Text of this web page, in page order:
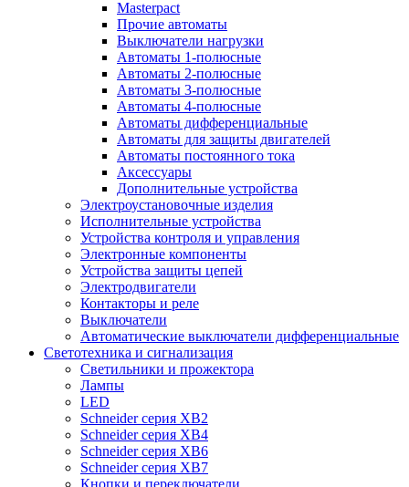
Masterpact
Прочие автоматы
Выключатели нагрузки
Автоматы 1-полюсные
Автоматы 2-полюсные
Автоматы 3-полюсные
Автоматы 4-полюсные
Автоматы дифференциальные
Автоматы для защиты двигателей
Автоматы постоянного тока
Аксессуары
Дополнительные устройства
Электроустановочные изделия
Исполнительные устройства
Устройства контроля и управления
Электронные компоненты
Устройства защиты цепей
Электродвигатели
Контакторы и реле
Выключатели
Автоматические выключатели дифференциальные
Светотехника и сигнализация
Светильники и прожектора
Лампы
LED
Schneider серия XB2
Schneider серия XB4
Schneider серия XB6
Schneider серия XB7
Кнопки и переключатели